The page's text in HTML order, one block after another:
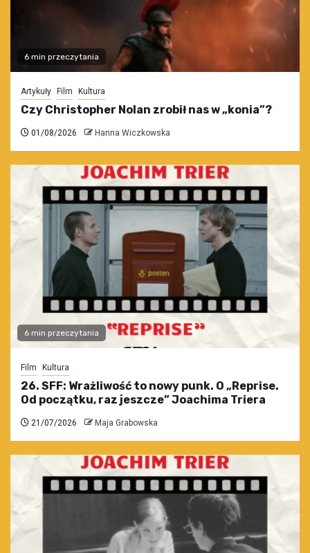
6 min przeczytania
Artykuły Film Kultura
Czy Christopher Nolan zrobił nas w „konia”?
01/08/2026 Hanna Wiczkowska
6 min przeczytania
Film Kultura
26. SFF: Wrażliwość to nowy punk. O „Reprise.
Od początku, raz jeszcze” Joachima Triera
21/07/2026 Maja Grabowska